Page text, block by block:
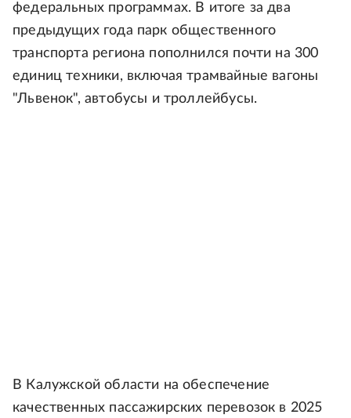
федеральных программах. В итоге за два
предыдущих года парк общественного
транспорта региона пополнился почти на 300
единиц техники, включая трамвайные вагоны
"Львенок", автобусы и троллейбусы.
В Калужской области на обеспечение
качественных пассажирских перевозок в 2025